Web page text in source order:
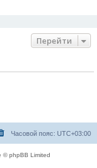
Перейти
Часовой пояс: UTC+03:00
© phpBB Limited